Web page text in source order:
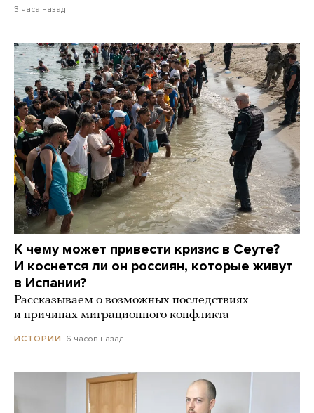
3 часа назад
К чему может привести кризис в Сеуте?
И коснется ли он россиян, которые живут
в Испании?
Рассказываем о возможных последствиях
и причинах миграционного конфликта
ИСТОРИИ 6 часов назад